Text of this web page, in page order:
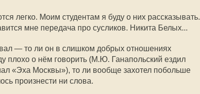
легко. Моим студентам я буду о них рассказывать.
мне передача про сусликов. Никита Белых...
— то ли он в слишком добрых отношениях
плохо о нём говорить (М.Ю. Ганапольский ездил
«Эха Москвы»), то ли вообще захотел побольше
произнести ни слова.